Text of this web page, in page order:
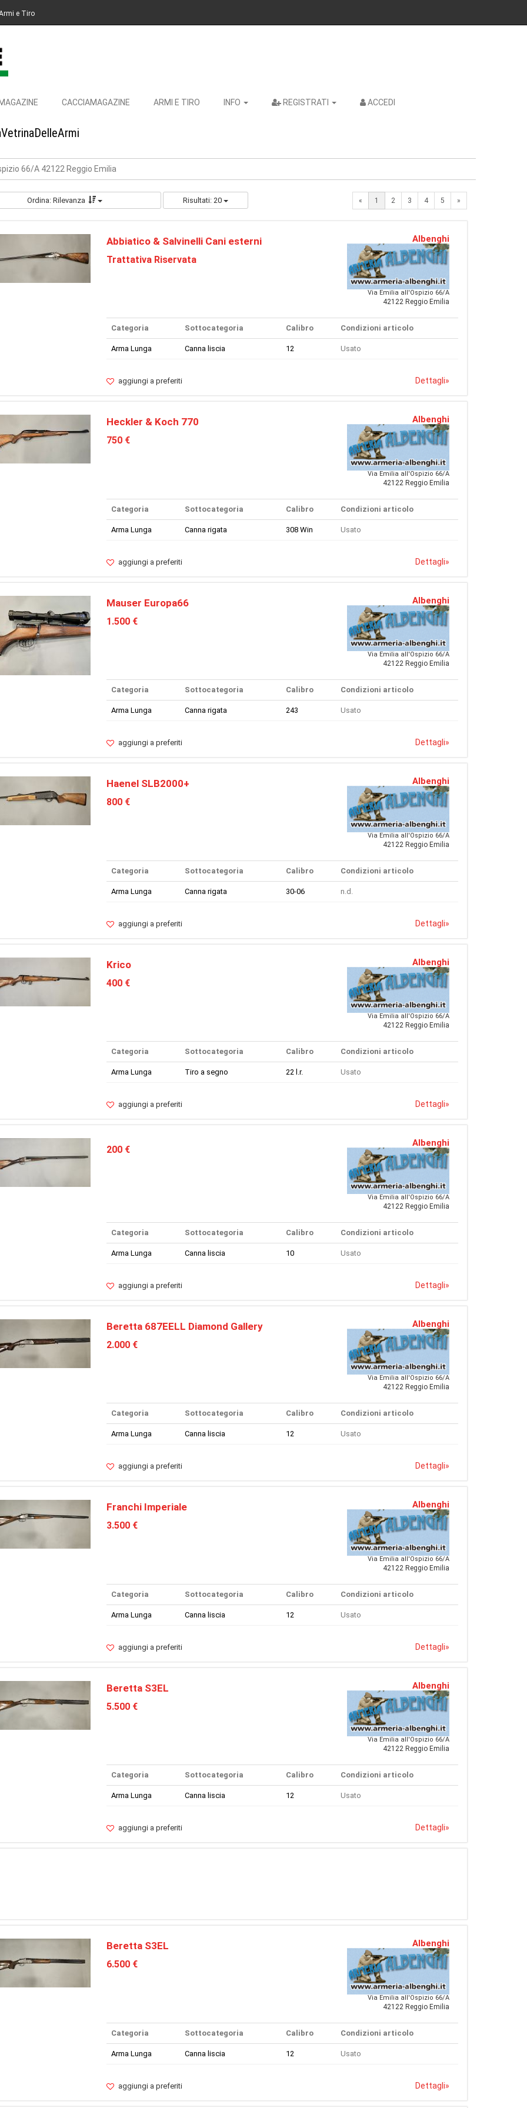
e Tiro
CACCIAMAGAZINE ARMI E TIRO INFO REGISTRATI ACCEDI
66/A 42122 Reggio Emilia
Ordina: Rilevanza Risultati: 20 « 1 2 3 4 5 »
Abbiatico & Salvinelli Cani esterni
Trattativa Riservata
Albenghi
Via Emilia all'Ospizio 66/A
42122 Reggio Emilia
Categoria Sottocategoria Calibro Condizioni articolo
Arma Lunga Canna liscia 12 Usato
aggiungi a preferiti Dettagli»
Heckler & Koch 770
750 €
Albenghi
Via Emilia all'Ospizio 66/A
42122 Reggio Emilia
Categoria Sottocategoria Calibro Condizioni articolo
Arma Lunga Canna rigata 308 Win Usato
aggiungi a preferiti Dettagli»
Mauser Europa66
1.500 €
Albenghi
Via Emilia all'Ospizio 66/A
42122 Reggio Emilia
Categoria Sottocategoria Calibro Condizioni articolo
Arma Lunga Canna rigata 243 Usato
aggiungi a preferiti Dettagli»
Haenel SLB2000+
800 €
Albenghi
Via Emilia all'Ospizio 66/A
42122 Reggio Emilia
Categoria Sottocategoria Calibro Condizioni articolo
Arma Lunga Canna rigata 30-06 n.d.
aggiungi a preferiti Dettagli»
Krico
400 €
Albenghi
Via Emilia all'Ospizio 66/A
42122 Reggio Emilia
Categoria Sottocategoria Calibro Condizioni articolo
Arma Lunga Tiro a segno 22 l.r. Usato
aggiungi a preferiti Dettagli»
200 €
Albenghi
Via Emilia all'Ospizio 66/A
42122 Reggio Emilia
Categoria Sottocategoria Calibro Condizioni articolo
Arma Lunga Canna liscia 10 Usato
aggiungi a preferiti Dettagli»
Beretta 687EELL Diamond Gallery
2.000 €
Albenghi
Via Emilia all'Ospizio 66/A
42122 Reggio Emilia
Categoria Sottocategoria Calibro Condizioni articolo
Arma Lunga Canna liscia 12 Usato
aggiungi a preferiti Dettagli»
Franchi Imperiale
3.500 €
Albenghi
Via Emilia all'Ospizio 66/A
42122 Reggio Emilia
Categoria Sottocategoria Calibro Condizioni articolo
Arma Lunga Canna liscia 12 Usato
aggiungi a preferiti Dettagli»
Beretta S3EL
5.500 €
Albenghi
Via Emilia all'Ospizio 66/A
42122 Reggio Emilia
Categoria Sottocategoria Calibro Condizioni articolo
Arma Lunga Canna liscia 12 Usato
aggiungi a preferiti Dettagli»
Beretta S3EL
6.500 €
Albenghi
Via Emilia all'Ospizio 66/A
42122 Reggio Emilia
Categoria Sottocategoria Calibro Condizioni articolo
Arma Lunga Canna liscia 12 Usato
aggiungi a preferiti Dettagli»